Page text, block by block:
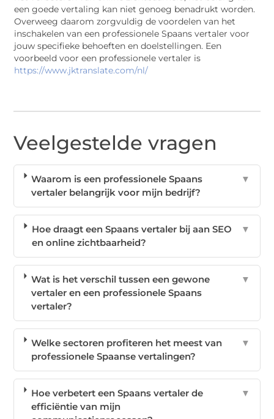
een goede vertaling kan niet genoeg benadrukt worden.
Overweeg daarom zorgvuldig de voordelen van het
inschakelen van een professionele Spaans vertaler voor
jouw specifieke behoeften en doelstellingen. Een
voorbeeld voor een professionele vertaler is
https://www.jktranslate.com/nl/
Veelgestelde vragen
Waarom is een professionele Spaans
vertaler belangrijk voor mijn bedrijf?
▼
Hoe draagt een Spaans vertaler bij aan SEO
en online zichtbaarheid?
▼
Wat is het verschil tussen een gewone
vertaler en een professionele Spaans
vertaler?
▼
Welke sectoren profiteren het meest van
professionele Spaanse vertalingen?
▼
Hoe verbetert een Spaans vertaler de
efficiëntie van mijn
▼